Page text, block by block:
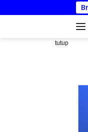
ke
tutup